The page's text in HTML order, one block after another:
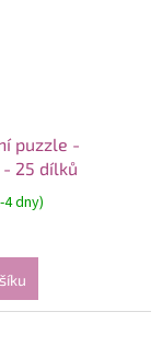
puzzle -
25 dílků
dny)